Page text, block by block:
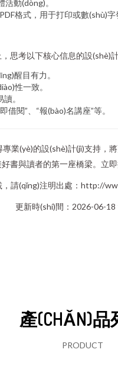
動(dòng)。
格式，用于打印或數(shù)字
思考以下核心信息的設(shè)
醒目有力。
性一致。
。
借閱”、“報(bào)名講座”等。
業(yè)的設(shè)計(jì)支持
書與讀者的第一座橋梁。立
，請(qǐng)注明出處：http://
更新時(shí)間：2026-06-18
產(CHǍN)品
PRODUCT